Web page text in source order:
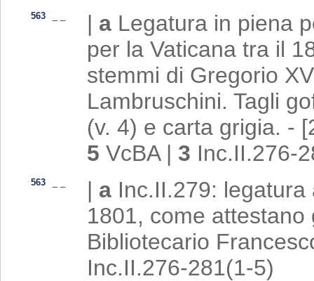
563 | a Legatura in piena
per la Vaticana tra il
stemmi di Gregorio
Lambruschini. Tagli
(v. 4) e carta grigia. -
5 VcBA | 3 Inc.II.276-
563 | a Inc.II.279:
1801, come
Bibliotecario
Inc.II.276-281(1-5)